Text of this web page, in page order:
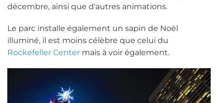
décembre, ainsi que d'autres animations.
Le parc installe également un sapin de Noël
illuminé, il est moins célèbre que celui du
Rockefeller Center mais à voir également.